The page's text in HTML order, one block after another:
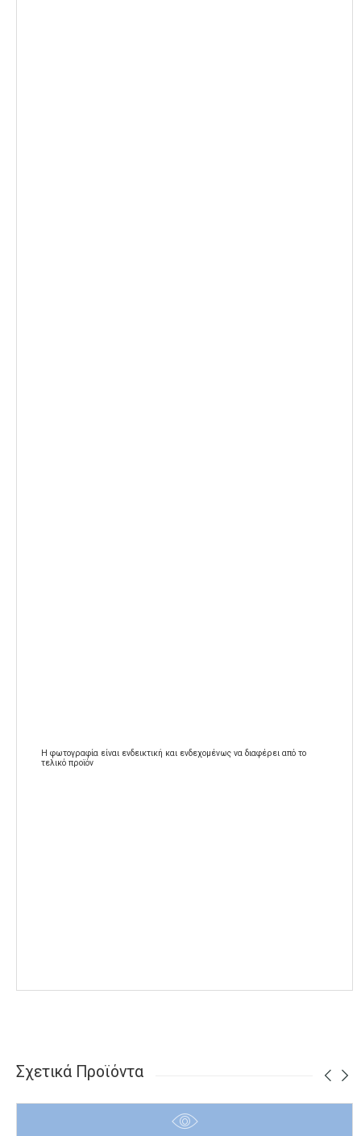
Η φωτογραφία είναι ενδεικτική και ενδεχομένως να διαφέρει από το
τελικό προϊόν
Σχετικά Προϊόντα